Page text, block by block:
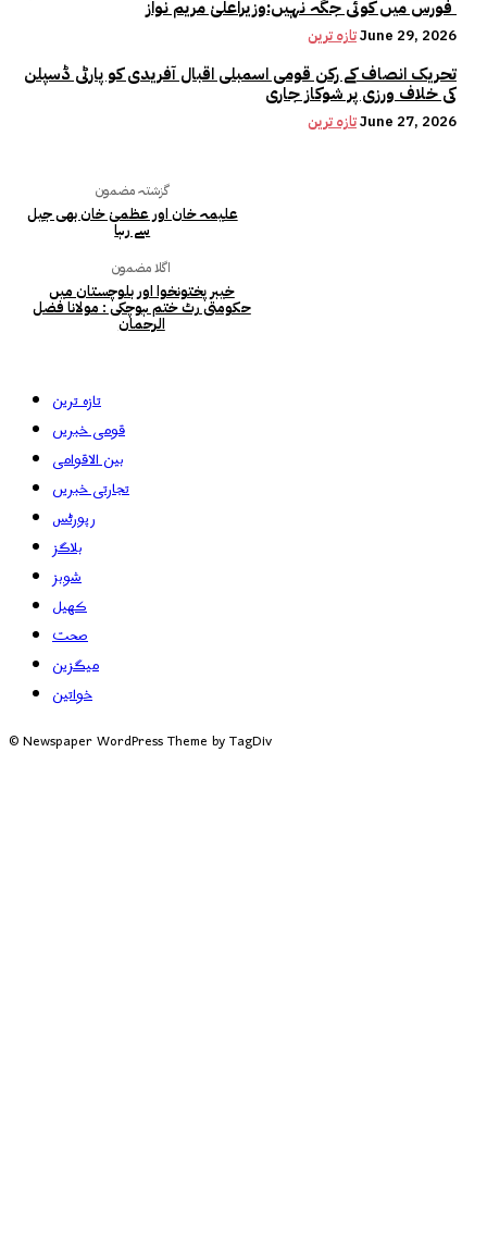
تازہ ترینJune 29, 2026
تحریک انصاف کے رکن قومی اسمبلی اقبال آفریدی کو پارٹی ڈسپلن
کی خلاف ورزی پر شوکاز جاری
تازہ ترینJune 27, 2026
گزشتہ مضمون
علیمہ خان اور عظمیٰ خان بھی جیل
سے رہا
اگلا مضمون
خیبر پختونخوا اور بلوچستان میں
حکومتی رٹ ختم ہوچکی : مولانا فضل
الرحمان
تازہ ترین
قومی خبریں
بین الاقوامی
تجارتی خبریں
رپورٹس
بلاگز
شوبز
کھیل
صحت
میگزین
خواتین
© Newspaper WordPress Theme by TagDiv